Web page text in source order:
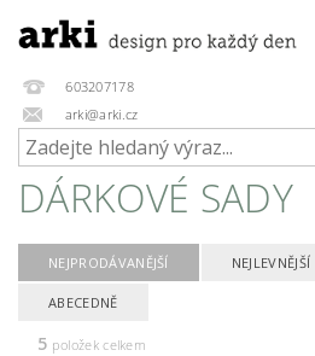
603207178
arki@arki.cz
DÁRKOVÉ SADY
NEJPRODÁVANĚJŠÍ NEJLEVNĚJŠÍ
ABECEDNĚ
5 položek celkem